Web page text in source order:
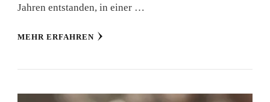
Jahren entstanden, in einer …
MEHR ERFAHREN